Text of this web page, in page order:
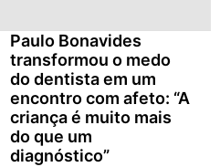
Paulo Bonavides
transformou o medo
do dentista em um
encontro com afeto: “A
criança é muito mais
do que um
diagnóstico”